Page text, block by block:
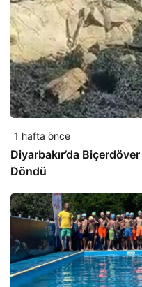
1 hafta önce
Diyarbakır’da
Döndü